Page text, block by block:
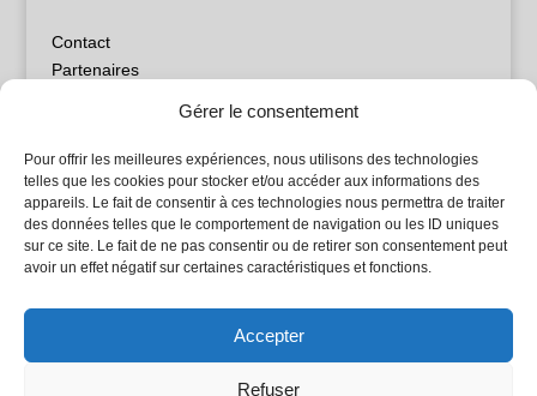
Gérer le consentement
Pour offrir les meilleures expériences, nous utilisons des technologies
telles que les cookies pour stocker et/ou accéder aux informations des
appareils. Le fait de consentir à ces technologies nous permettra de traiter
des données telles que le comportement de navigation ou les ID uniques
sur ce site. Le fait de ne pas consentir ou de retirer son consentement peut
avoir un effet négatif sur certaines caractéristiques et fonctions.
Accepter
Refuser
Contact
Partenaires
Politique de confidentialité
Sites partenaires
5Façades
Atrium Patrimoine